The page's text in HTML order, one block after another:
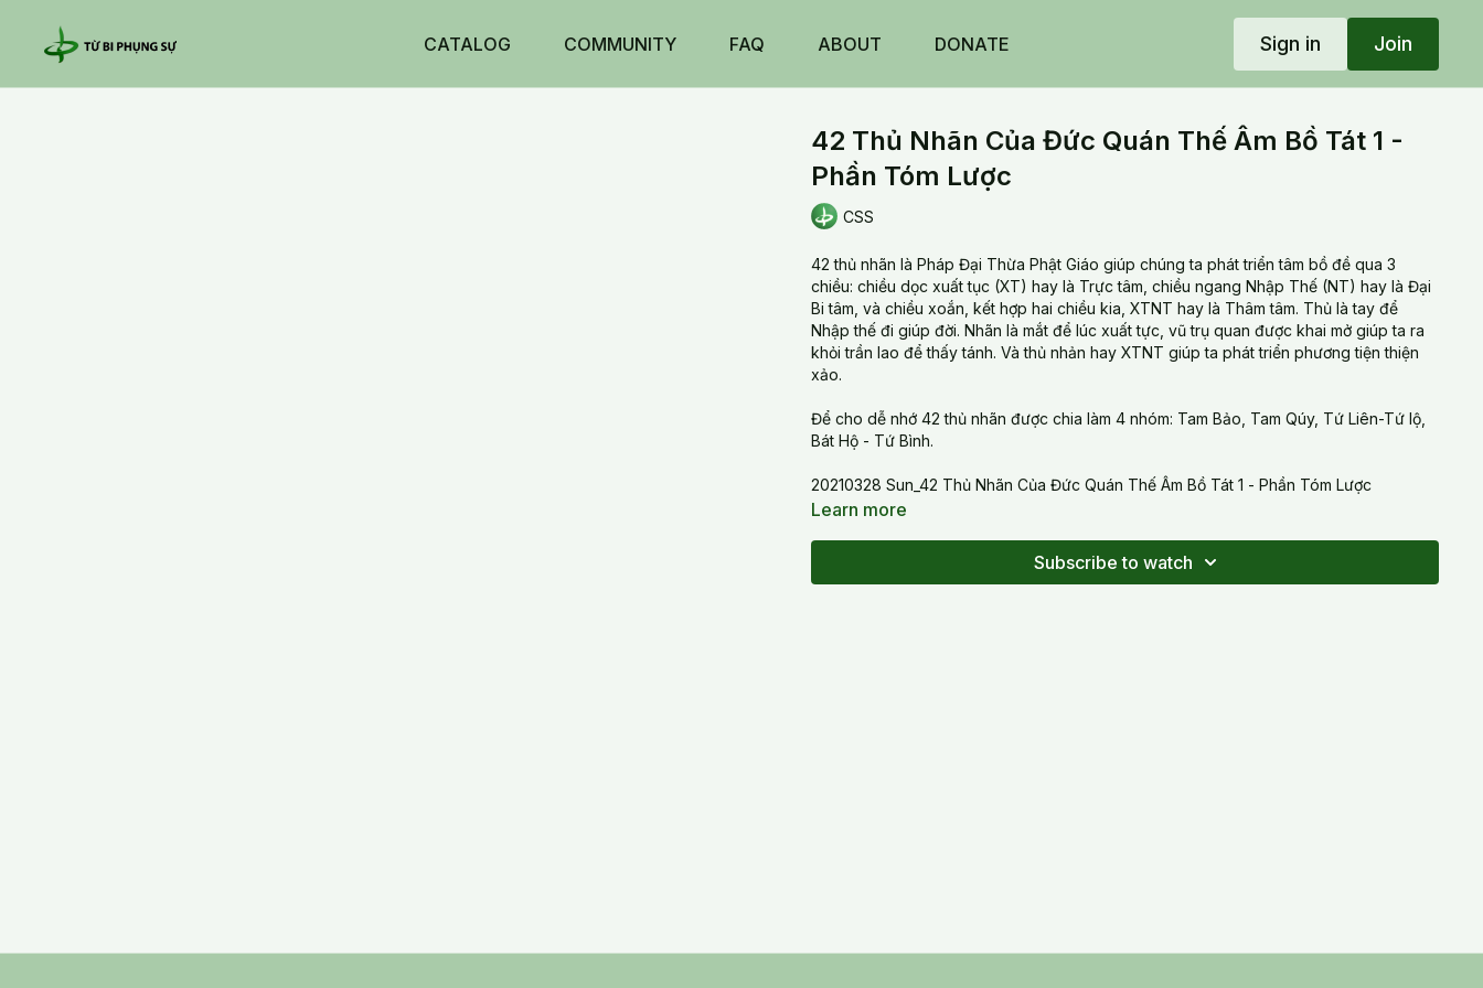
CATALOG COMMUNITY FAQ ABOUT DONATE Sign in Join
42 Thủ Nhãn Của Đức Quán Thế Âm Bồ Tát 1 -
Phần Tóm Lược
CSS
42 thủ nhãn là Pháp Đại Thừa Phật Giáo giúp chúng ta phát triển tâm bồ đề qua 3
chiều: chiều dọc xuất tục (XT) hay là Trực tâm, chiều ngang Nhập Thế (NT) hay là Đại
Bi tâm, và chiều xoắn, kết hợp hai chiều kia, XTNT hay là Thâm tâm. Thủ là tay để
Nhập thế đi giúp đời. Nhãn là mắt để lúc xuất tực, vũ trụ quan được khai mở giúp ta ra
khỏi trần lao để thấy tánh. Và thủ nhản hay XTNT giúp ta phát triển phương tiện thiện
xảo.
Để cho dễ nhớ 42 thủ nhãn được chia làm 4 nhóm: Tam Bảo, Tam Qúy, Tứ Liên-Tứ lộ,
Bát Hộ - Tứ Bình.
20210328 Sun_42 Thủ Nhãn Của Đức Quán Thế Âm Bồ Tát 1 - Phần Tóm Lược
Learn more
Subscribe to watch